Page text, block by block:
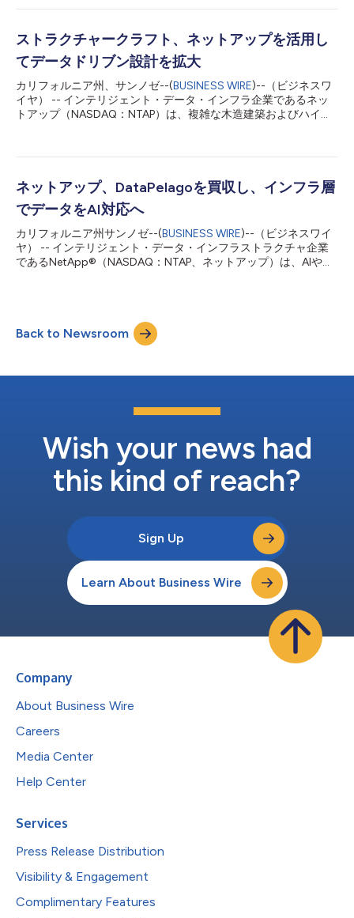
イズ顧客は、最も重要なアプリケーションの多くで引き続き
は、コスト、複雑さ、運用上の中断を最小限に抑えながらワーク
ロードを移行する方法を模索することが少なくありません。多く
の組織では、災害復旧が現実的な第一歩となり、クラウド戦略の
成熟に伴って本番ワークロードを段階的に移行していきます。
「データは、事業の成長、AIイノベーション、業務継続の基盤と
なっています」と、ネットアップの最高経営責任者（CEO）であ
るジョージ・クリアンは述べました。「お客様が業務中断に対す
ストラクチャークラフト、ネットアップを活用し
てデータドリブン設計を拡大
カリフォルニア州、サンノゼ--(BUSINESS WIRE)--（ビジネスワ
イヤ） -- インテリジェント・データ・インフラ企業であるネッ
トアップ（NASDAQ：NTAP）は、複雑な木造建築およびハイブ
（StructureCraft）が、AI対応のデータインフラの構築・最新化
り、同社の従業員は世界各地で円滑に共同作業を行えるほか、大
規模な設計データの保存・管理や、AIを活用したツールをスケー
ラブルで一元管理されたプラットフォーム上で利用できるように
なります。 ストラクチャークラフトは、革新的な木造エンジニ
アリング、構造設計、持続可能な建築ソリューションを提供し、
世界各地の大規模建築プロジェクトを手掛けています。北米、欧
州、アジアに分散するチームが、「美しく効率的な構造物を設
ネットアップ、DataPelagoを買収し、インフラ層
でデータをAI対応へ
カリフォルニア州サンノゼ--(BUSINESS WIRE)--（ビジネスワイ
ヤ） -- インテリジェント・データ・インフラストラクチャ企業
であるNetApp®（NASDAQ：NTAP、ネットアップ）は、AIやア
買収したことを発表しました。今回の買収は、ネットアップのポ
ートフォリオを基盤レベルで拡張するものであり、ストレージ層
と直接連携したGPU高速化データ処理を可能にします。これによ
用可能な状態へと変換する「ゼロコピー・アクティベーション」
プラットフォームシフトです。多くの企業では、AIを本番環境へ
導入するために必要なデータの準備、ガバナンス、活用を十分な
を解決する鍵は、データが生成・保存される場所で高速・コンピ
ューティングを...
Back to Newsroom
Wish your news had
this kind of reach?
Sign Up
Learn About Business Wire
Company
About Business Wire
Careers
Media Center
Help Center
Services
Press Release Distribution
Visibility & Engagement
Complimentary Features